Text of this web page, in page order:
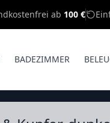
ab 100 €
BADEZIMMER